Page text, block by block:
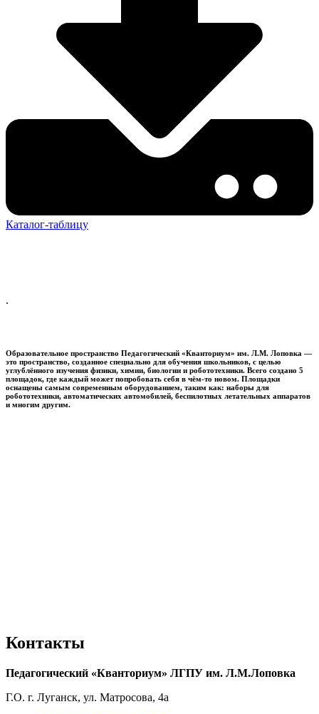
Каталог-таблицу
.
Образовательное пространство Педагогический «Кванториум» им. Л.М. Лоповка —
это пространство, созданное специально для обучения школьников, с целью
углублённого изучения физики, химии, биологии и робототехники. Всего создано 5
площадок, где каждый может попробовать себя в чём-то новом. Площадки
оснащены самым современным оборудованием, таким как: наборы для
робототехники, автоматических автомобилей, беспилотных летательных аппаратов
и многим другим.
Контакты
Педагогический «Кванториум» ЛГПУ им. Л.М.Лоповка
Г.О. г. Луганск, ул. Матросова, 4а